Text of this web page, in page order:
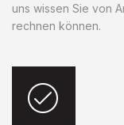
uns wissen Sie von
rechnen können.